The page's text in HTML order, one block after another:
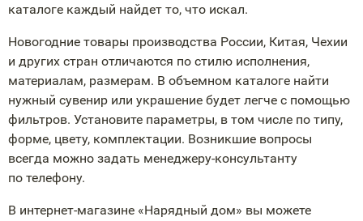
каталоге каждый найдет то, что искал.
Новогодние товары производства России, Китая, Чехии
и других стран отличаются по стилю исполнения,
материалам, размерам. В объемном каталоге найти
нужный сувенир или украшение будет легче с помощью
фильтров. Установите параметры, в том числе по типу,
форме, цвету, комплектации. Возникшие вопросы
всегда можно задать менеджеру-консультанту
по телефону.
В интернет-магазине «Нарядный дом» вы можете